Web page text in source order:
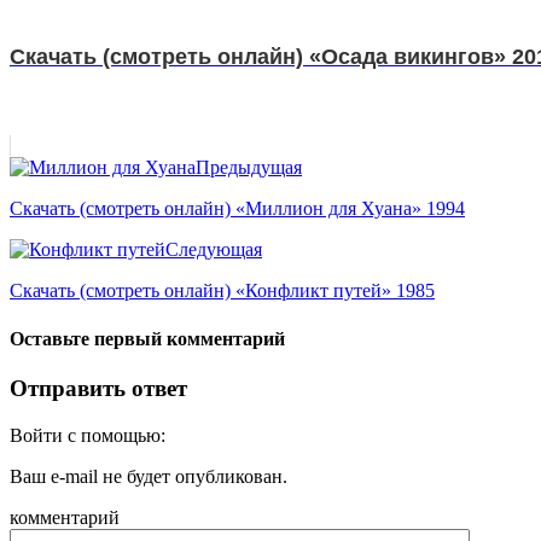
Скачать (смотреть онлайн) «Осада викингов»
Предыдущая
Скачать (смотреть онлайн) «Миллион для Хуана» 1994
Следующая
Скачать (смотреть онлайн) «Конфликт путей» 1985
Оставьте первый комментарий
Отправить ответ
Войти с помощью:
Ваш e-mail не будет опубликован.
комментарий